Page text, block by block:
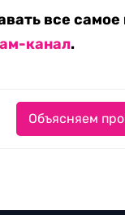
все
канал.
Объясняем